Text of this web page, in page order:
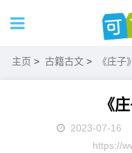
主页 > 古籍古文 > 《庄子》
《
2023-07-16
https://